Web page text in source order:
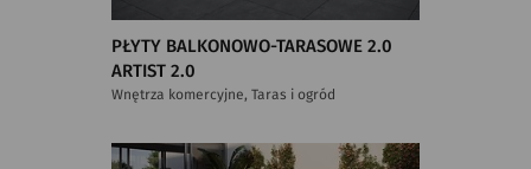
PŁYTY BALKONOWO-TARASOWE 2.0
ARTIST 2.0
Wnętrza komercyjne, Taras i ogród